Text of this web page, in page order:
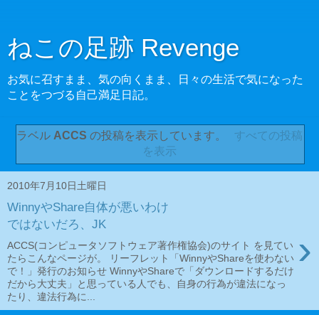
ねこの足跡 Revenge
お気に召すまま、気の向くまま、日々の生活で気になった
ことをつづる自己満足日記。
ラベル ACCS の投稿を表示しています。
すべての投稿
を表示
2010年7月10日土曜日
WinnyやShare自体が悪いわけ
ではないだろ、JK
›
ACCS(コンピュータソフトウェア著作権協会)のサイト を見てい
たらこんなページが。 リーフレット「WinnyやShareを使わない
で！」発行のお知らせ WinnyやShareで「ダウンロードするだけ
だから大丈夫」と思っている人でも、自身の行為が違法になっ
たり、違法行為に...